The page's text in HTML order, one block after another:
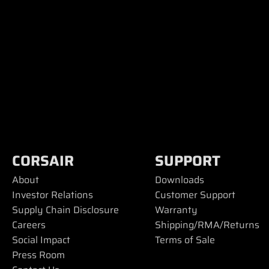
CORSAIR
About
Investor Relations
Supply Chain Disclosure
Careers
Social Impact
Press Room
SUPPORT
Downloads
Customer Support
Warranty
Shipping/RMA/Returns
Terms of Sale